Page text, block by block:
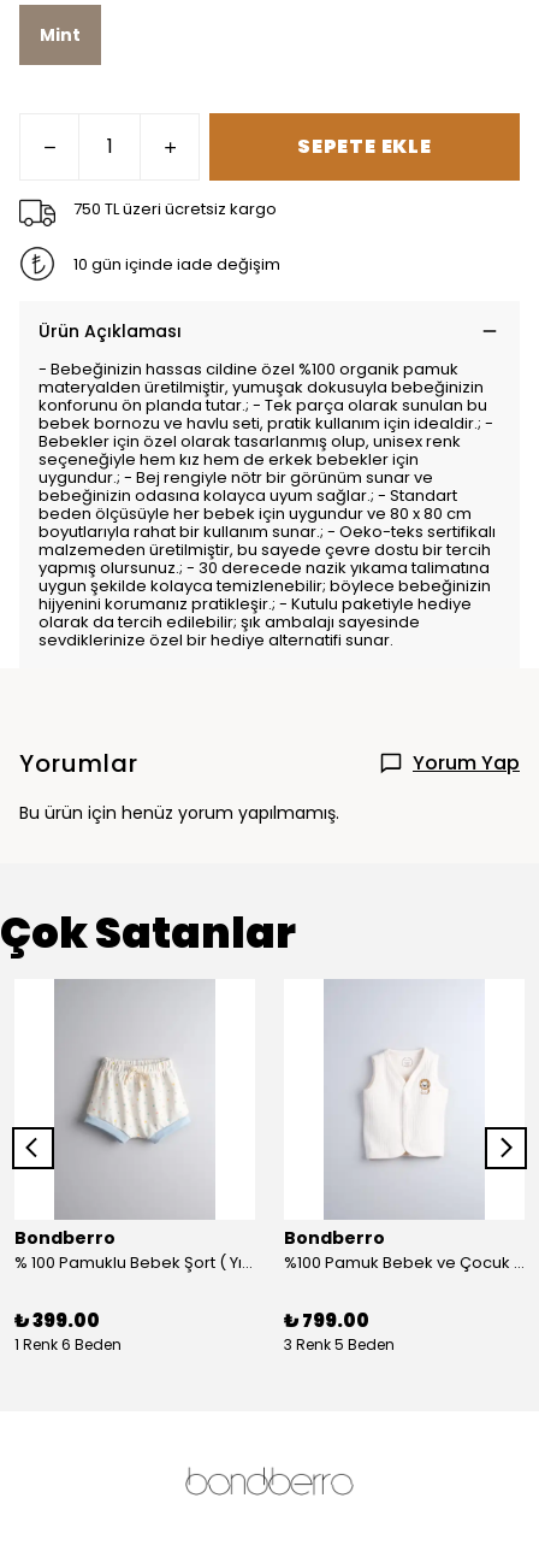
Mint
SEPETE EKLE
750 TL üzeri ücretsiz kargo
10 gün içinde iade değişim
Ürün Açıklaması
- Bebeğinizin hassas cildine özel %100 organik pamuk
materyalden üretilmiştir, yumuşak dokusuyla bebeğinizin
konforunu ön planda tutar.; - Tek parça olarak sunulan bu
bebek bornozu ve havlu seti, pratik kullanım için idealdir.; -
Bebekler için özel olarak tasarlanmış olup, unisex renk
seçeneğiyle hem kız hem de erkek bebekler için
uygundur.; - Bej rengiyle nötr bir görünüm sunar ve
bebeğinizin odasına kolayca uyum sağlar.; - Standart
beden ölçüsüyle her bebek için uygundur ve 80 x 80 cm
boyutlarıyla rahat bir kullanım sunar.; - Oeko-teks sertifikalı
malzemeden üretilmiştir, bu sayede çevre dostu bir tercih
yapmış olursunuz.; - 30 derecede nazik yıkama talimatına
uygun şekilde kolayca temizlenebilir; böylece bebeğinizin
hijyenini korumanız pratikleşir.; - Kutulu paketiyle hediye
olarak da tercih edilebilir; şık ambalajı sayesinde
sevdiklerinize özel bir hediye alternatifi sunar.
Yorumlar Yorum Yap
Bu ürün için henüz yorum yapılmamış.
Çok Satanlar
Bondberro
% 100 Pamuklu Bebek Şort ( Yıldız )
₺ 399.00
1 Renk 6 Beden
Bondberro
%100 Pamuk Bebek ve Çocuk Yelek - aslan
₺ 799.00
3 Renk 5 Beden